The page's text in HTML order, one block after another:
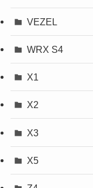
VEZEL
WRX S4
X1
X2
X3
X5